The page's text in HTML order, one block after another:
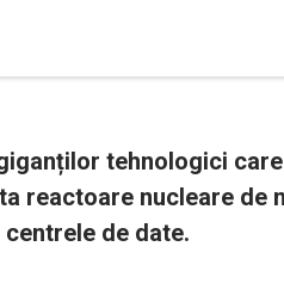
tehnologici
reactoare nucleare de
de date.